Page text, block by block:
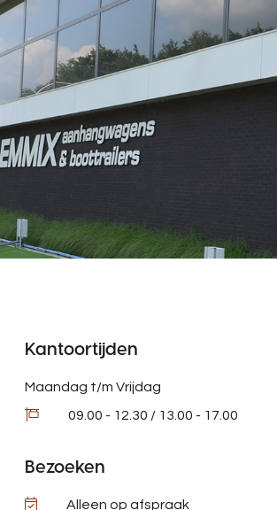
Kantoortijden
Maandag t/m Vrijdag
09.00 - 12.30 / 13.00 - 17.00
Bezoeken
Alleen op afspraak